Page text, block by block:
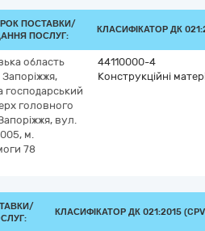
ПОСТАВКИ/
ПОСЛУГ:
КЛАСИФІКАТОР ДК
область
господарський
головного
вул.
м.
78
44110000-4
Конструкційні
КЛАСИФІКАТОР ДК 021:2015